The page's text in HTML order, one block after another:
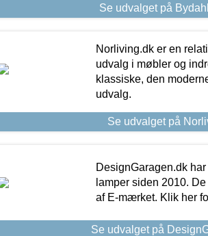
Se udvalget på
Norliving.dk er en
udvalg i møbler og
klassiske, den
udvalg.
Se udvalget på
DesignGaragen.dk
lamper siden 2010.
af E-mærket. Klik her
Se udvalget på